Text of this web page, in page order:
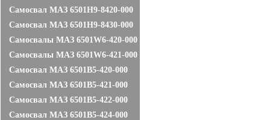
Самосвал МАЗ 6501H9-8420-000
Самосвал МАЗ 6501H9-8430-000
Самосвалы МАЗ 6501W6-420-000
Самосвалы МАЗ 6501W6-421-000
Самосвал МАЗ 6501В5-420-000
Самосвал МАЗ 6501В5-421-000
Самосвал МАЗ 6501B5-422-000
Самосвал МАЗ 6501B5-424-000